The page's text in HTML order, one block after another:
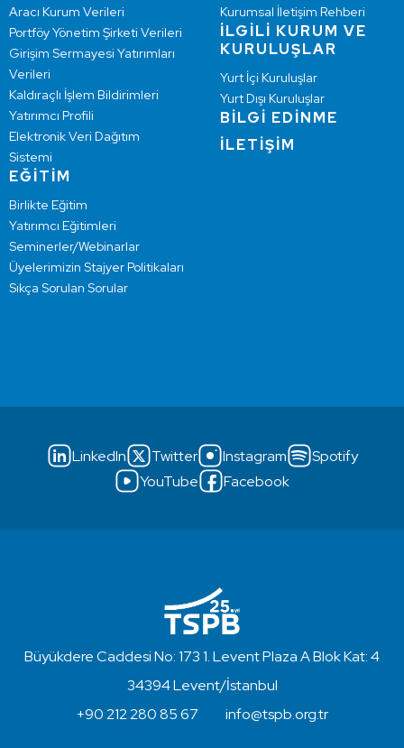
Aracı Kurum Verileri
Portföy Yönetim Şirketi Verileri
Girişim Sermayesi Yatırımları
Verileri
Kaldıraçlı İşlem Bildirimleri
Yatırımcı Profili
Elektronik Veri Dağıtım
Sistemi
EĞİTİM
Birlikte Eğitim
Yatırımcı Eğitimleri
Seminerler/Webinarlar
Üyelerimizin Stajyer Politikaları
Sıkça Sorulan Sorular
Kurumsal İletişim Rehberi
İLGİLİ KURUM VE
KURULUŞLAR
Yurt İçi Kuruluşlar
Yurt Dışı Kuruluşlar
BİLGİ EDİNME
İLETİŞİM
LinkedIn Twitter Instagram
Spotify
YouTube
Facebook
Büyükdere Caddesi No: 173 1. Levent Plaza A Blok Kat: 4
34394 Levent/İstanbul
+90 212 280 85 67
info@tspb.org.tr